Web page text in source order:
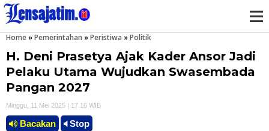
e
Home »Pemerintahan »Peristiwa »Politik
H. Deni Prasetya Ajak Kader Ansor Jadi
Pelaku Utama Wujudkan Swasembada
Pangan 2027
Minggu, 11 Mei 2025 | 17.16 WIB
Bacakan Stop